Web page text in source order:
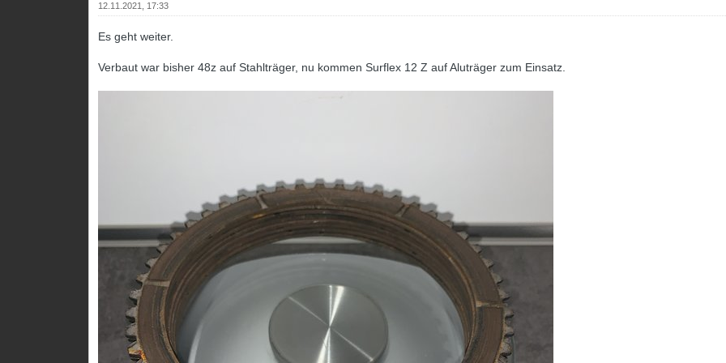
12.11.2021, 17:33
Es geht weiter.
Verbaut war bisher 48z auf Stahlträger, nu kommen Surflex 12 Z auf Aluträger zum Einsatz.